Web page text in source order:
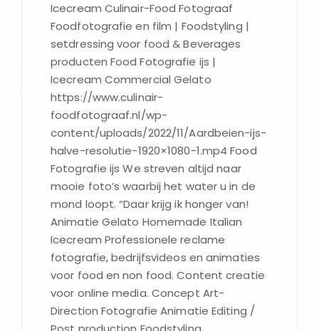
Icecream Culinair-Food Fotograaf
Foodfotografie en film | Foodstyling |
setdressing voor food & Beverages
producten Food Fotografie ijs |
Icecream Commercial Gelato
https://www.culinair-
foodfotograaf.nl/wp-
content/uploads/2022/11/Aardbeien-ijs-
halve-resolutie-1920×1080-1.mp4 Food
Fotografie ijs We streven altijd naar
mooie foto’s waarbij het water u in de
mond loopt. “Daar krijg ik honger van!
Animatie Gelato Homemade Italian
Icecream Professionele reclame
fotografie, bedrijfsvideos en animaties
voor food en non food. Content creatie
voor online media. Concept Art-
Direction Fotografie Animatie Editing /